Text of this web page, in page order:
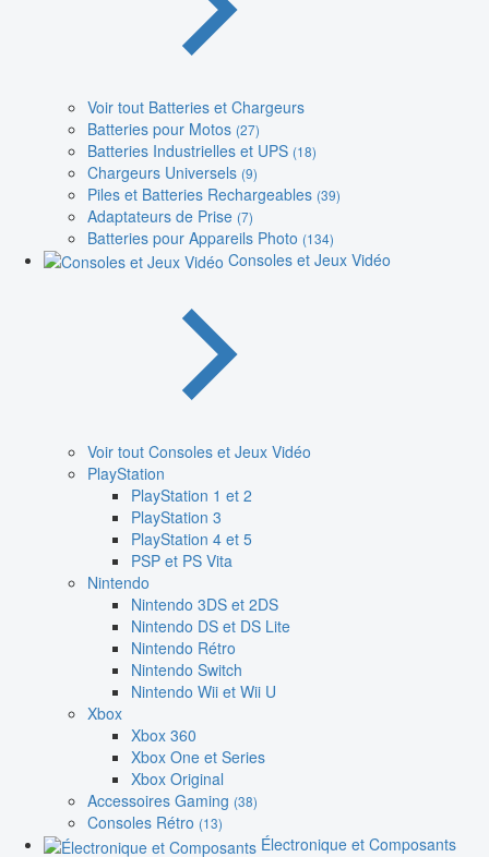
Voir tout Batteries et Chargeurs
Batteries pour Motos (27)
Batteries Industrielles et UPS (18)
Chargeurs Universels (9)
Piles et Batteries Rechargeables (39)
Adaptateurs de Prise (7)
Batteries pour Appareils Photo (134)
Consoles et Jeux Vidéo
Voir tout Consoles et Jeux Vidéo
PlayStation
PlayStation 1 et 2
PlayStation 3
PlayStation 4 et 5
PSP et PS Vita
Nintendo
Nintendo 3DS et 2DS
Nintendo DS et DS Lite
Nintendo Rétro
Nintendo Switch
Nintendo Wii et Wii U
Xbox
Xbox 360
Xbox One et Series
Xbox Original
Accessoires Gaming (38)
Consoles Rétro (13)
Électronique et Composants